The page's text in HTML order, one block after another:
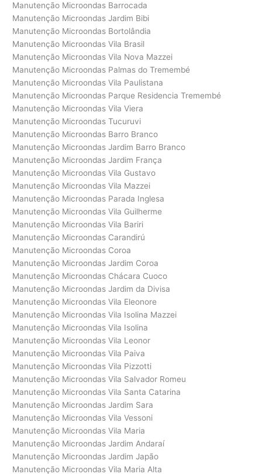
Manutenção Microondas Barrocada
Manutenção Microondas Jardim Bibi
Manutenção Microondas Bortolândia
Manutenção Microondas Vila Brasil
Manutenção Microondas Vila Nova Mazzei
Manutenção Microondas Palmas do Tremembé
Manutenção Microondas Vila Paulistana
Manutenção Microondas Parque Residencia Tremembé
Manutenção Microondas Vila Viera
Manutenção Microondas Tucuruvi
Manutenção Microondas Barro Branco
Manutenção Microondas Jardim Barro Branco
Manutenção Microondas Jardim França
Manutenção Microondas Vila Gustavo
Manutenção Microondas Vila Mazzei
Manutenção Microondas Parada Inglesa
Manutenção Microondas Vila Guilherme
Manutenção Microondas Vila Bariri
Manutenção Microondas Carandirú
Manutenção Microondas Coroa
Manutenção Microondas Jardim Coroa
Manutenção Microondas Chácara Cuoco
Manutenção Microondas Jardim da Divisa
Manutenção Microondas Vila Eleonore
Manutenção Microondas Vila Isolina Mazzei
Manutenção Microondas Vila Isolina
Manutenção Microondas Vila Leonor
Manutenção Microondas Vila Paiva
Manutenção Microondas Vila Pizzotti
Manutenção Microondas Vila Salvador Romeu
Manutenção Microondas Vila Santa Catarina
Manutenção Microondas Jardim Sara
Manutenção Microondas Vila Vessoni
Manutenção Microondas Vila Maria
Manutenção Microondas Jardim Andaraí
Manutenção Microondas Jardim Japão
Manutenção Microondas Vila Maria Alta